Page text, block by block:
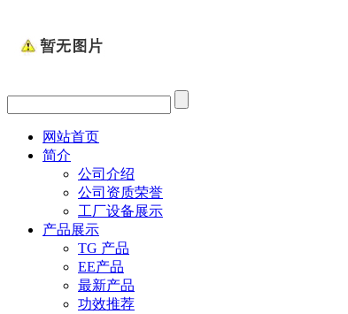
网站首页
简介
公司介绍
公司资质荣誉
工厂设备展示
产品展示
TG 产品
EE产品
最新产品
功效推荐